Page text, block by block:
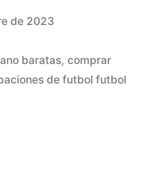
de 2023
baratas, comprar
de futbol futbol